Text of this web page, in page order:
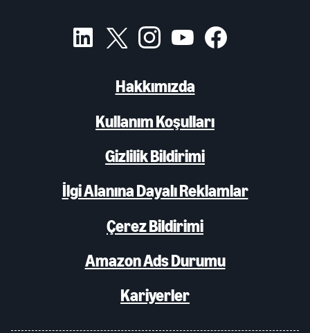
Hakkımızda
Kullanım Koşulları
Gizlilik Bildirimi
İlgi Alanına Dayalı Reklamlar
Çerez Bildirimi
Amazon Ads Durumu
Kariyerler